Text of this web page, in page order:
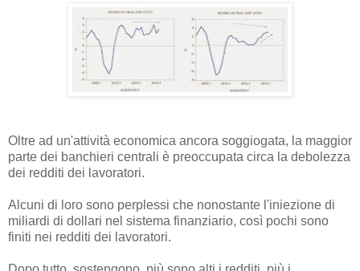
Oltre ad un'attività economica ancora soggiogata, la maggior
parte dei banchieri centrali è preoccupata circa la debolezza
dei redditi dei lavoratori.
Alcuni di loro sono perplessi che nonostante l'iniezione di
miliardi di dollari nel sistema finanziario, così pochi sono
finiti nei redditi dei lavoratori.